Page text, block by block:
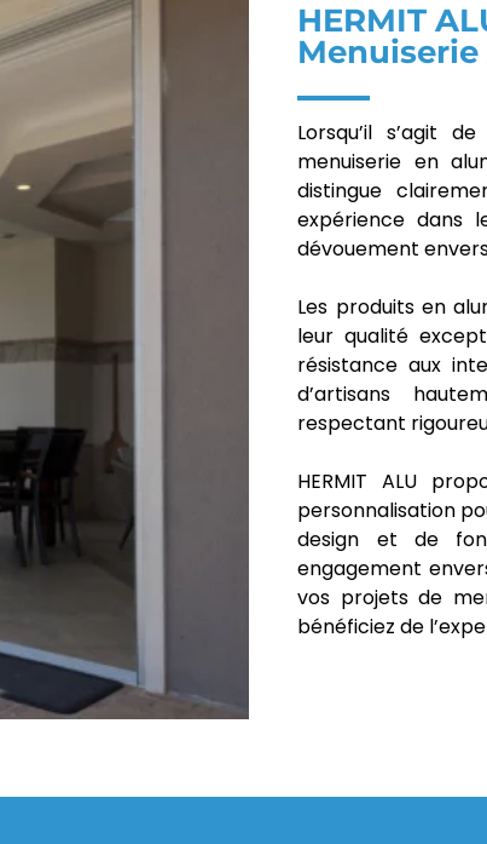
HERMIT
Lorsqu’il s’agit
menuiserie en
distingue
expérience dans
dévouement
Les produits en
leur qualité
résistance aux
d’artisans
respectant
HERMIT ALU
personnalisation
design et de
engagement
vos projets de
bénéficiez de